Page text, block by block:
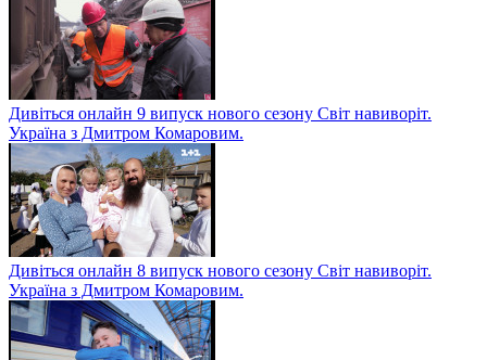
Дивіться онлайн 9 випуск нового сезону Світ навиворіт.
Україна з Дмитром Комаровим.
Дивіться онлайн 8 випуск нового сезону Світ навиворіт.
Україна з Дмитром Комаровим.